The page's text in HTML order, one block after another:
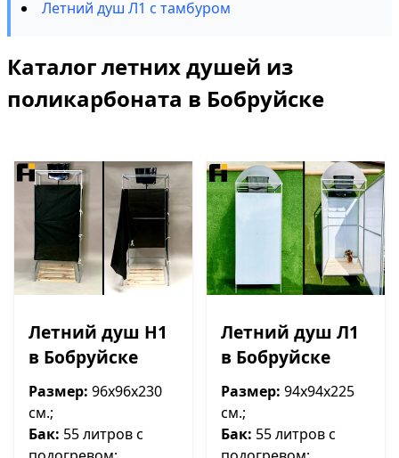
Летний душ Л1 с тамбуром
Каталог летних душей из
поликарбоната в Бобруйске
Летний душ Н1
в Бобруйске
Размер: 96х96х230
см.;
Бак: 55 литровс
Летний душ Л1
в Бобруйске
Размер: 94х94х225
см.;
Бак: 55 литровс